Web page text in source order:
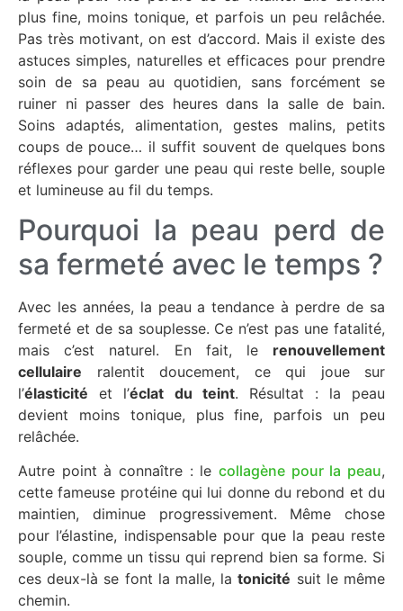
plus fine, moins tonique, et parfois un peu relâchée.
Pas très motivant, on est d’accord. Mais il existe des
astuces simples, naturelles et efficaces pour prendre
soin de sa peau au quotidien, sans forcément se
ruiner ni passer des heures dans la salle de bain.
Soins adaptés, alimentation, gestes malins, petits
coups de pouce… il suffit souvent de quelques bons
réflexes pour garder une peau qui reste belle, souple
et lumineuse au fil du temps.
Pourquoi la peau perd de
sa fermeté avec le temps ?
Avec les années, la peau a tendance à perdre de sa
fermeté et de sa souplesse. Ce n’est pas une fatalité,
mais c’est naturel. En fait, le renouvellement
cellulaire ralentit doucement, ce qui joue sur
l’élasticité et l’éclat du teint. Résultat : la peau
devient moins tonique, plus fine, parfois un peu
relâchée.
Autre point à connaître : le collagène pour la peau,
cette fameuse protéine qui lui donne du rebond et du
maintien, diminue progressivement. Même chose
pour l’élastine, indispensable pour que la peau reste
souple, comme un tissu qui reprend bien sa forme. Si
ces deux-là se font la malle, latonicité suit le même
chemin.